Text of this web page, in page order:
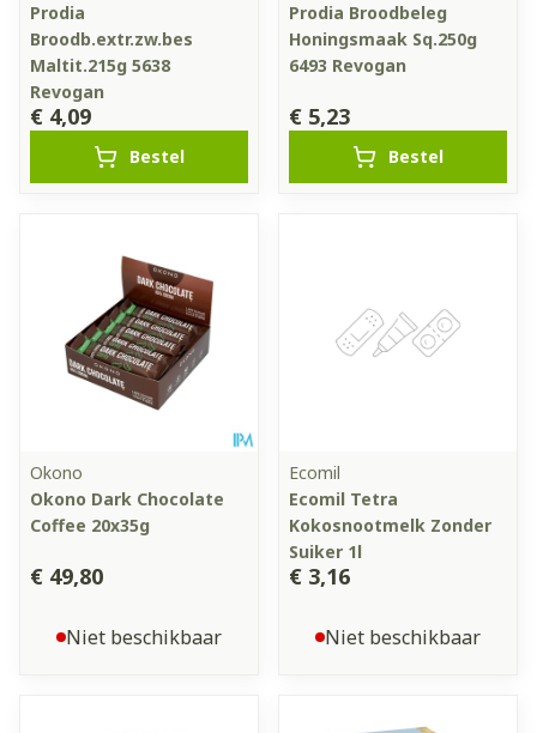
Prodia
Broodb.extr.zw.bes
Maltit.215g 5638
Revogan
€ 4,09
Bestel
Prodia Broodbeleg
Honingsmaak Sq.250g
6493 Revogan
€ 5,23
Bestel
Okono
Okono Dark Chocolate
Coffee 20x35g
€ 49,80
Niet beschikbaar
Ecomil
Ecomil Tetra
Kokosnootmelk Zonder
Suiker 1l
€ 3,16
Niet beschikbaar